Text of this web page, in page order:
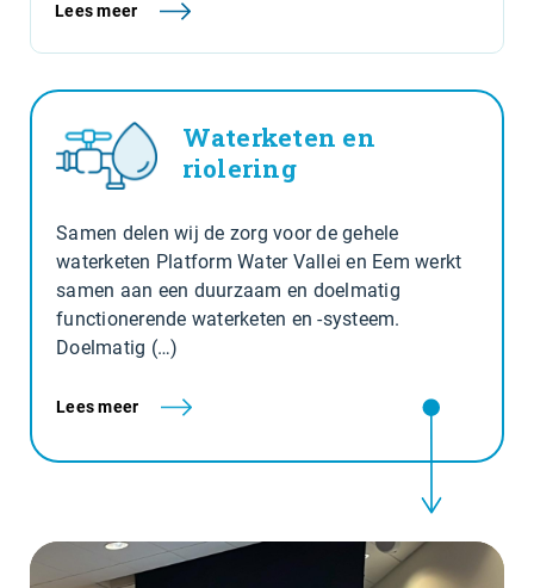
Lees meer
Waterketen en
riolering
Samen delen wij de zorg voor de gehele
waterketen Platform Water Vallei en Eem werkt
samen aan een duurzaam en doelmatig
functionerende waterketen en -systeem.
Doelmatig (…)
Lees meer